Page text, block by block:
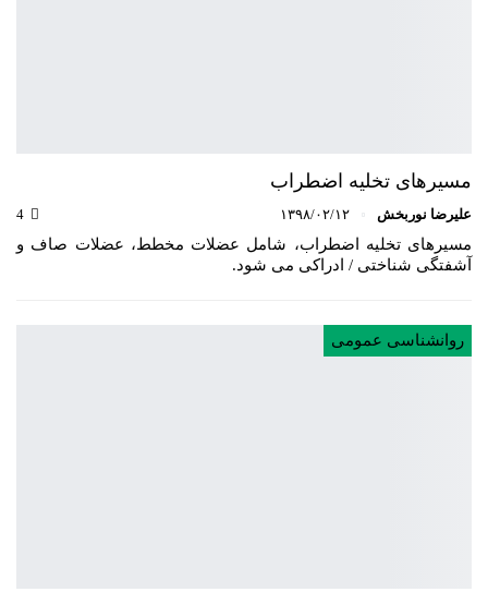
مسیرهای تخلیه اضطراب
علیرضا نوربخش ۱۳۹۸/۰۲/۱۲
مسیرهای تخلیه اضطراب، شامل عضلات مخطط، عضلات صاف و
آشفتگی شناختی / ادراکی می شود.
روانشناسی عمومی